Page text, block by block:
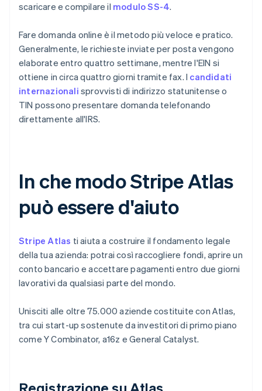
scaricare e compilare il modulo SS-4.
Fare domanda online è il metodo più veloce e pratico.
Generalmente, le richieste inviate per posta vengono
elaborate entro quattro settimane, mentre l'EIN si
ottiene in circa quattro giorni tramite fax. I candidati
internazionali sprovvisti di indirizzo statunitense o
TIN possono presentare domanda telefonando
direttamente all'IRS.
In che modo Stripe Atlas
può essere d'aiuto
Stripe Atlas ti aiuta a costruire il fondamento legale
della tua azienda: potrai così raccogliere fondi, aprire un
conto bancario e accettare pagamenti entro due giorni
lavorativi da qualsiasi parte del mondo.
Unisciti alle oltre 75.000 aziende costituite con Atlas,
tra cui start-up sostenute da investitori di primo piano
come Y Combinator, a16z e General Catalyst.